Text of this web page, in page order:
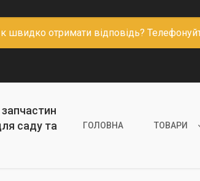
швидко отримати відповідь?
саду та
ГОЛОВНА ТОВАРИ